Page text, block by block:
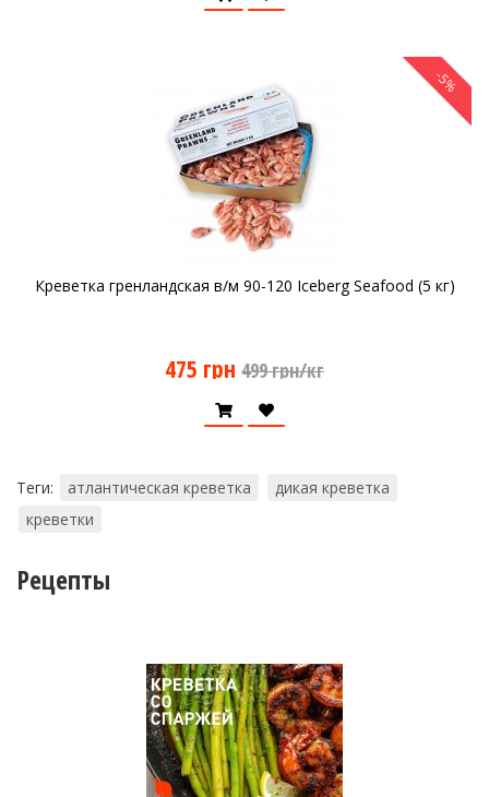
-5%
Креветка гренландская в/м 90-120 Iceberg Seafood (5 кг)
475 грн 499 грн/кг
Теги: атлантическая креветка
дикая креветка
креветки
Рецепты